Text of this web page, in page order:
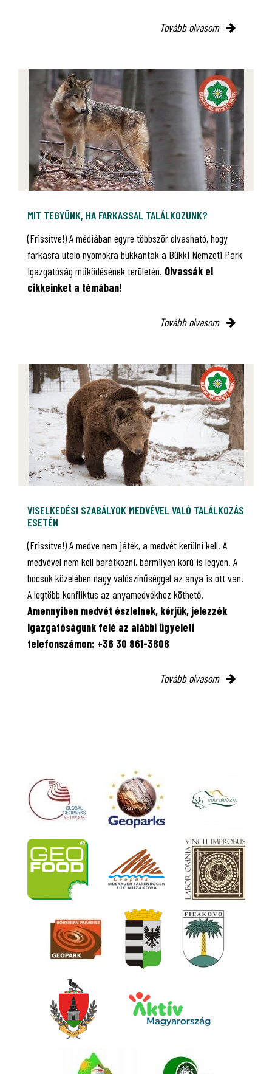
Tovább olvasom
MIT TEGYÜNK, HA FARKASSAL TALÁLKOZUNK?
(Frissítve!) A médiában egyre többször olvasható, hogy
farkasra utaló nyomokra bukkantak a Bükki Nemzeti Park
Igazgatóság működésének területén. Olvassák el
cikkeinket a témában!
Tovább olvasom
VISELKEDÉSI SZABÁLYOK MEDVÉVEL VALÓ TALÁLKOZÁS
ESETÉN
(Frissítve!) A medve nem játék, a medvét kerülni kell. A
medvével nem kell barátkozni, bármilyen korú is legyen. A
bocsok közelében nagy valószínűséggel az anya is ott van.
A legtöbb konfliktus az anyamedvékhez köthető.
Amennyiben medvét észlelnek, kérjük, jelezzék
Igazgatóságunk felé az alábbi ügyeleti
telefonszámon: +36 30 861-3808
Tovább olvasom